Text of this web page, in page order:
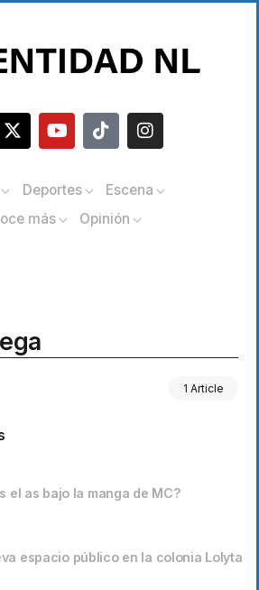
Deportes
Escena
más
Opinión
1 Article
el as bajo la manga de MC?
espacio público en la colonia Lolyta